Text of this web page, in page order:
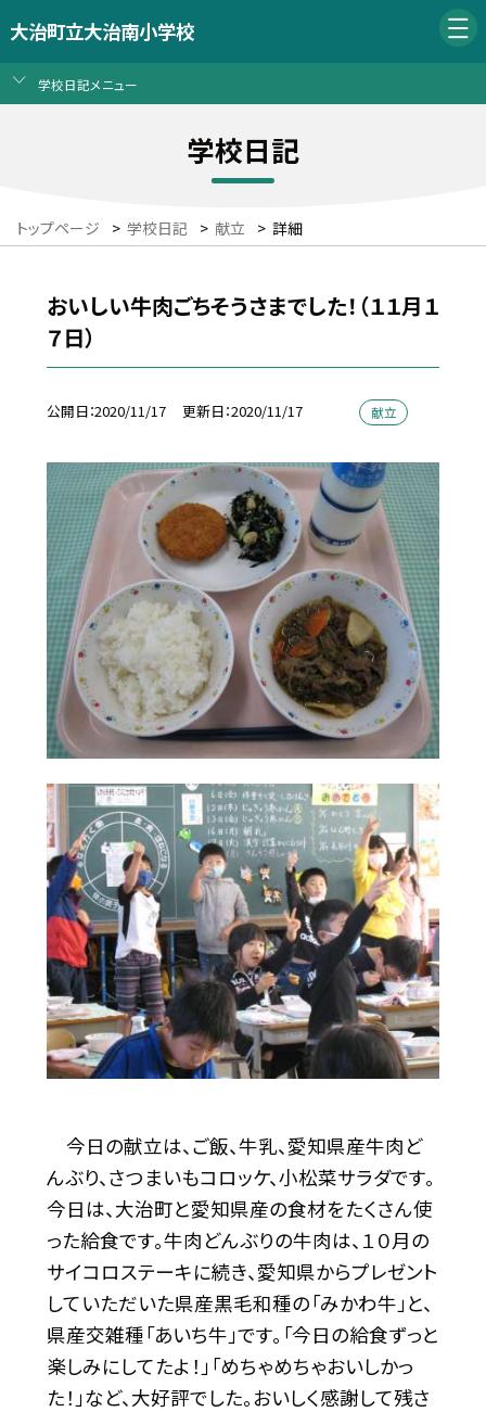
大治町立大治南小学校
学校日記メニュー
学校日記
トップページ > 学校日記 > 献立 > 詳細
おいしい牛肉ごちそうさまでした！（１１月１
７日）
公開日 2020/11/17 更新日 2020/11/17 献立
今日の献立は、ご飯、牛乳、愛知県産牛肉ど
んぶり、さつまいもコロッケ、小松菜サラダです。
今日は、大治町と愛知県産の食材をたくさん使
った給食です。牛肉どんぶりの牛肉は、１０月の
サイコロステーキに続き、愛知県からプレゼント
していただいた県産黒毛和種の「みかわ牛」と、
県産交雑種「あいち牛」です。「今日の給食ずっと
楽しみにしてたよ！」「めちゃめちゃおいしかっ
た！」など、大好評でした。おいしく感謝して残さ